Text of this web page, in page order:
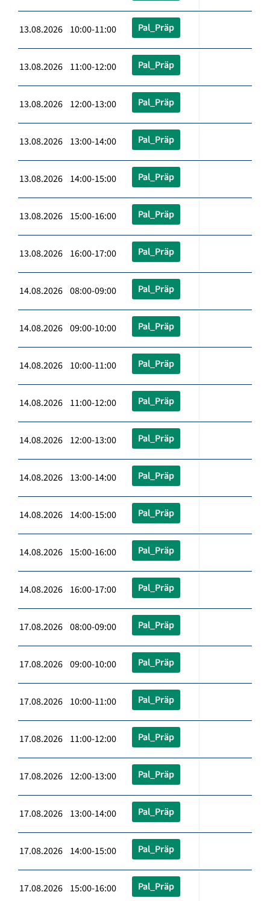
13.08.2026 10:00-11:00 Pal_Präp
13.08.2026 11:00-12:00 Pal_Präp
13.08.2026 12:00-13:00 Pal_Präp
13.08.2026 13:00-14:00 Pal_Präp
13.08.2026 14:00-15:00 Pal_Präp
13.08.2026 15:00-16:00 Pal_Präp
13.08.2026 16:00-17:00 Pal_Präp
14.08.2026 08:00-09:00 Pal_Präp
14.08.2026 09:00-10:00 Pal_Präp
14.08.2026 10:00-11:00 Pal_Präp
14.08.2026 11:00-12:00 Pal_Präp
14.08.2026 12:00-13:00 Pal_Präp
14.08.2026 13:00-14:00 Pal_Präp
14.08.2026 14:00-15:00 Pal_Präp
14.08.2026 15:00-16:00 Pal_Präp
14.08.2026 16:00-17:00 Pal_Präp
17.08.2026 08:00-09:00 Pal_Präp
17.08.2026 09:00-10:00 Pal_Präp
17.08.2026 10:00-11:00 Pal_Präp
17.08.2026 11:00-12:00 Pal_Präp
17.08.2026 12:00-13:00 Pal_Präp
17.08.2026 13:00-14:00 Pal_Präp
17.08.2026 14:00-15:00 Pal_Präp
17.08.2026 15:00-16:00 Pal_Präp